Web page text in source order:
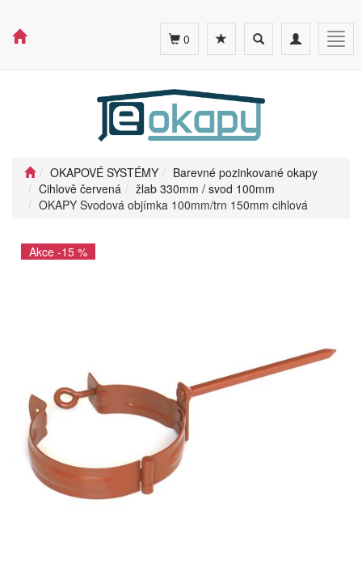
Toggle
navigation
Toggle
search
0
OKAPOVÉ SYSTÉMY
Barevné pozinkované okapy
Cihlově červená
žlab 330mm / svod 100mm
OKAPY Svodová objímka 100mm/trn 150mm cihlová
Akce -15 %